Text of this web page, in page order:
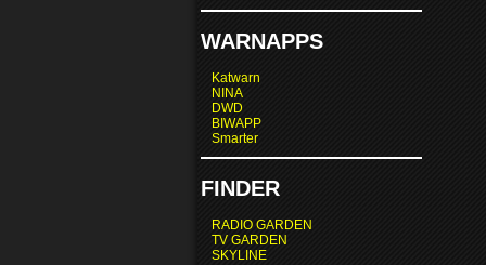
WARNAPPS
Katwarn
NINA
DWD
BIWAPP
Smarter
FINDER
RADIO GARDEN
TV GARDEN
SKYLINE